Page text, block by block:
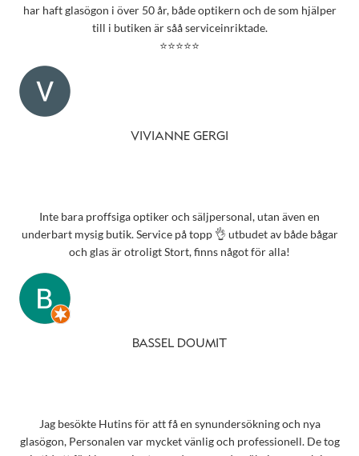
har haft glasögon i över 50 år, både optikern och de som hjälper
till i butiken är såå serviceinriktade.
⭐⭐⭐⭐⭐
VIVIANNE GERGI
Inte bara proffsiga optiker och säljpersonal, utan även en
underbart mysig butik. Service på topp 👌 utbudet av både bågar
och glas är otroligt Stort, finns något för alla!
BASSEL DOUMIT
Jag besökte Hutins för att få en synundersökning och nya
glasögon, Personalen var mycket vänlig och professionell. De tog